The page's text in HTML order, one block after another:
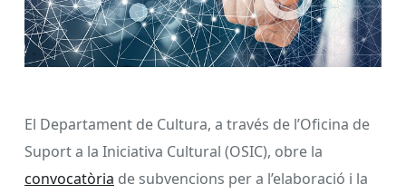
El Departament de Cultura, a través de l’Oficina de
Suport a la Iniciativa Cultural (OSIC), obre la
convocatòria de subvencions per a l’elaboració i la